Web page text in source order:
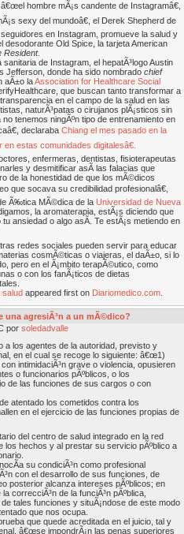
hombre mÃ¡s candente de Instagramâ€,
sexy del mundoâ€, el Derek Shepherd de
seguidores en Instagram, promueve la salud y
Old Spice, la tarjeta American
Resident.
de Instagram, el hepatÃ³logo Austin
Jefferson, donde ha sido nombrado chief
aÃ±o laAssociation for Healthcare Social
que buscan tanto transformar a
en el campo de la salud en las
naturÃ³patas o cirujanos plÃ¡sticos sin
tenemos ningÃºn tipo de entrenamiento en
declaraba Chiang el mes pasado en la
estas comunidades digitalesâ€.
enfermeras, dentistas, fisioterapeutas
y desmitificar asÃ­ las falacias que
de la honestidad de que los mÃ©dicos
socava su credibilidad profesionalâ€,
Ã‰tica MÃ©dica de la Universidad de Nueva
la aromaterapia, estÃ¡s diciendo que
ansiedad o algo asÃ­. Te estÃ¡s metiendo en
redes sociales pueden servir para educar
cosmÃ©ticas o viajeras, el daÃ±o, si lo
pero en el Ã¡mbito terapÃ©utico, como
o con los fanÃ¡ticos de dietas
salud appeared first on Diariomedico.com
una agresiÃ³n a un mÃ©dico?
por soledadvalle
a los agentes de la autoridad, previsto y
en el cual se recoge lo siguiente: â€œ1)
intimidaciÃ³n grave o violencia, opusieren
o funcionarios pÃºblicos, o los
de las funciones de sus cargos o con
atentado los cometidos contra los
en el ejercicio de las funciones propias de
del centro de salud integrado en la red
los hechos y al prestar su servicio pÃºblico a
su condiciÃ³n como profesional
con el desarrollo de sus funciones, de
posterior alcanza intereses pÃºblicos; en
correcciÃ³n de la funciÃ³n pÃºblica,
tales funciones y situÃ¡ndose de este modo
que nos ocupa.
que quede acreditada en el juicio, tal y
â€œse impondrÃ¡n las penas superiores